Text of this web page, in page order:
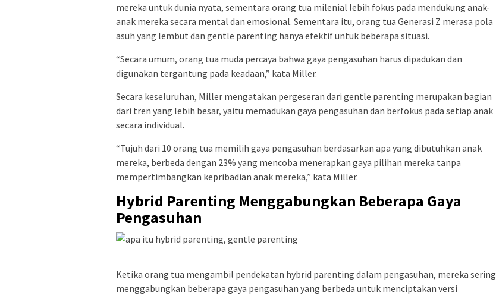
mereka untuk dunia nyata, sementara orang tua milenial lebih fokus pada mendukung anak-
anak mereka secara mental dan emosional. Sementara itu, orang tua Generasi Z merasa pola
asuh yang lembut dan gentle parenting hanya efektif untuk beberapa situasi.
“Secara umum, orang tua muda percaya bahwa gaya pengasuhan harus dipadukan dan
digunakan tergantung pada keadaan,” kata Miller.
Secara keseluruhan, Miller mengatakan pergeseran dari gentle parenting merupakan bagian
dari tren yang lebih besar, yaitu memadukan gaya pengasuhan dan berfokus pada setiap anak
secara individual.
“Tujuh dari 10 orang tua memilih gaya pengasuhan berdasarkan apa yang dibutuhkan anak
mereka, berbeda dengan 23% yang mencoba menerapkan gaya pilihan mereka tanpa
mempertimbangkan kepribadian anak mereka,” kata Miller.
Hybrid Parenting Menggabungkan Beberapa Gaya
Pengasuhan
Ketika orang tua mengambil pendekatan hybrid parenting dalam pengasuhan, mereka sering
menggabungkan beberapa gaya pengasuhan yang berbeda untuk menciptakan versi